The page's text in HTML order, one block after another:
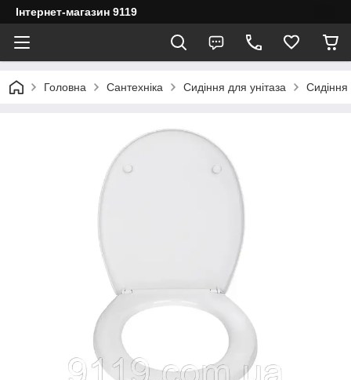
Інтернет-магазин 9119
Головна Сантехніка Сидіння для унітаза Сидіння